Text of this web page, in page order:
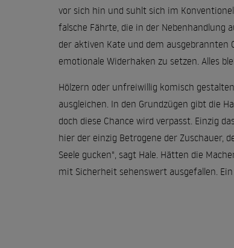
vor sich hin und suhlt sich im
falsche Fährte, die in der Nebenhandlung
der aktiven Kate und dem
emotionale Widerhaken zu setzen. Alles
Hölzern oder unfreiwillig komisch
ausgleichen. In den Grundzügen gibt die
doch diese Chance wird verpasst. Einzig
hier der einzig Betrogene der Zuschauer,
Seele gucken", sagt Hale. Hätten die
mit Sicherheit sehenswert ausgefallen.